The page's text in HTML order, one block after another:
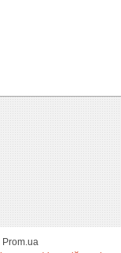
Prom.ua